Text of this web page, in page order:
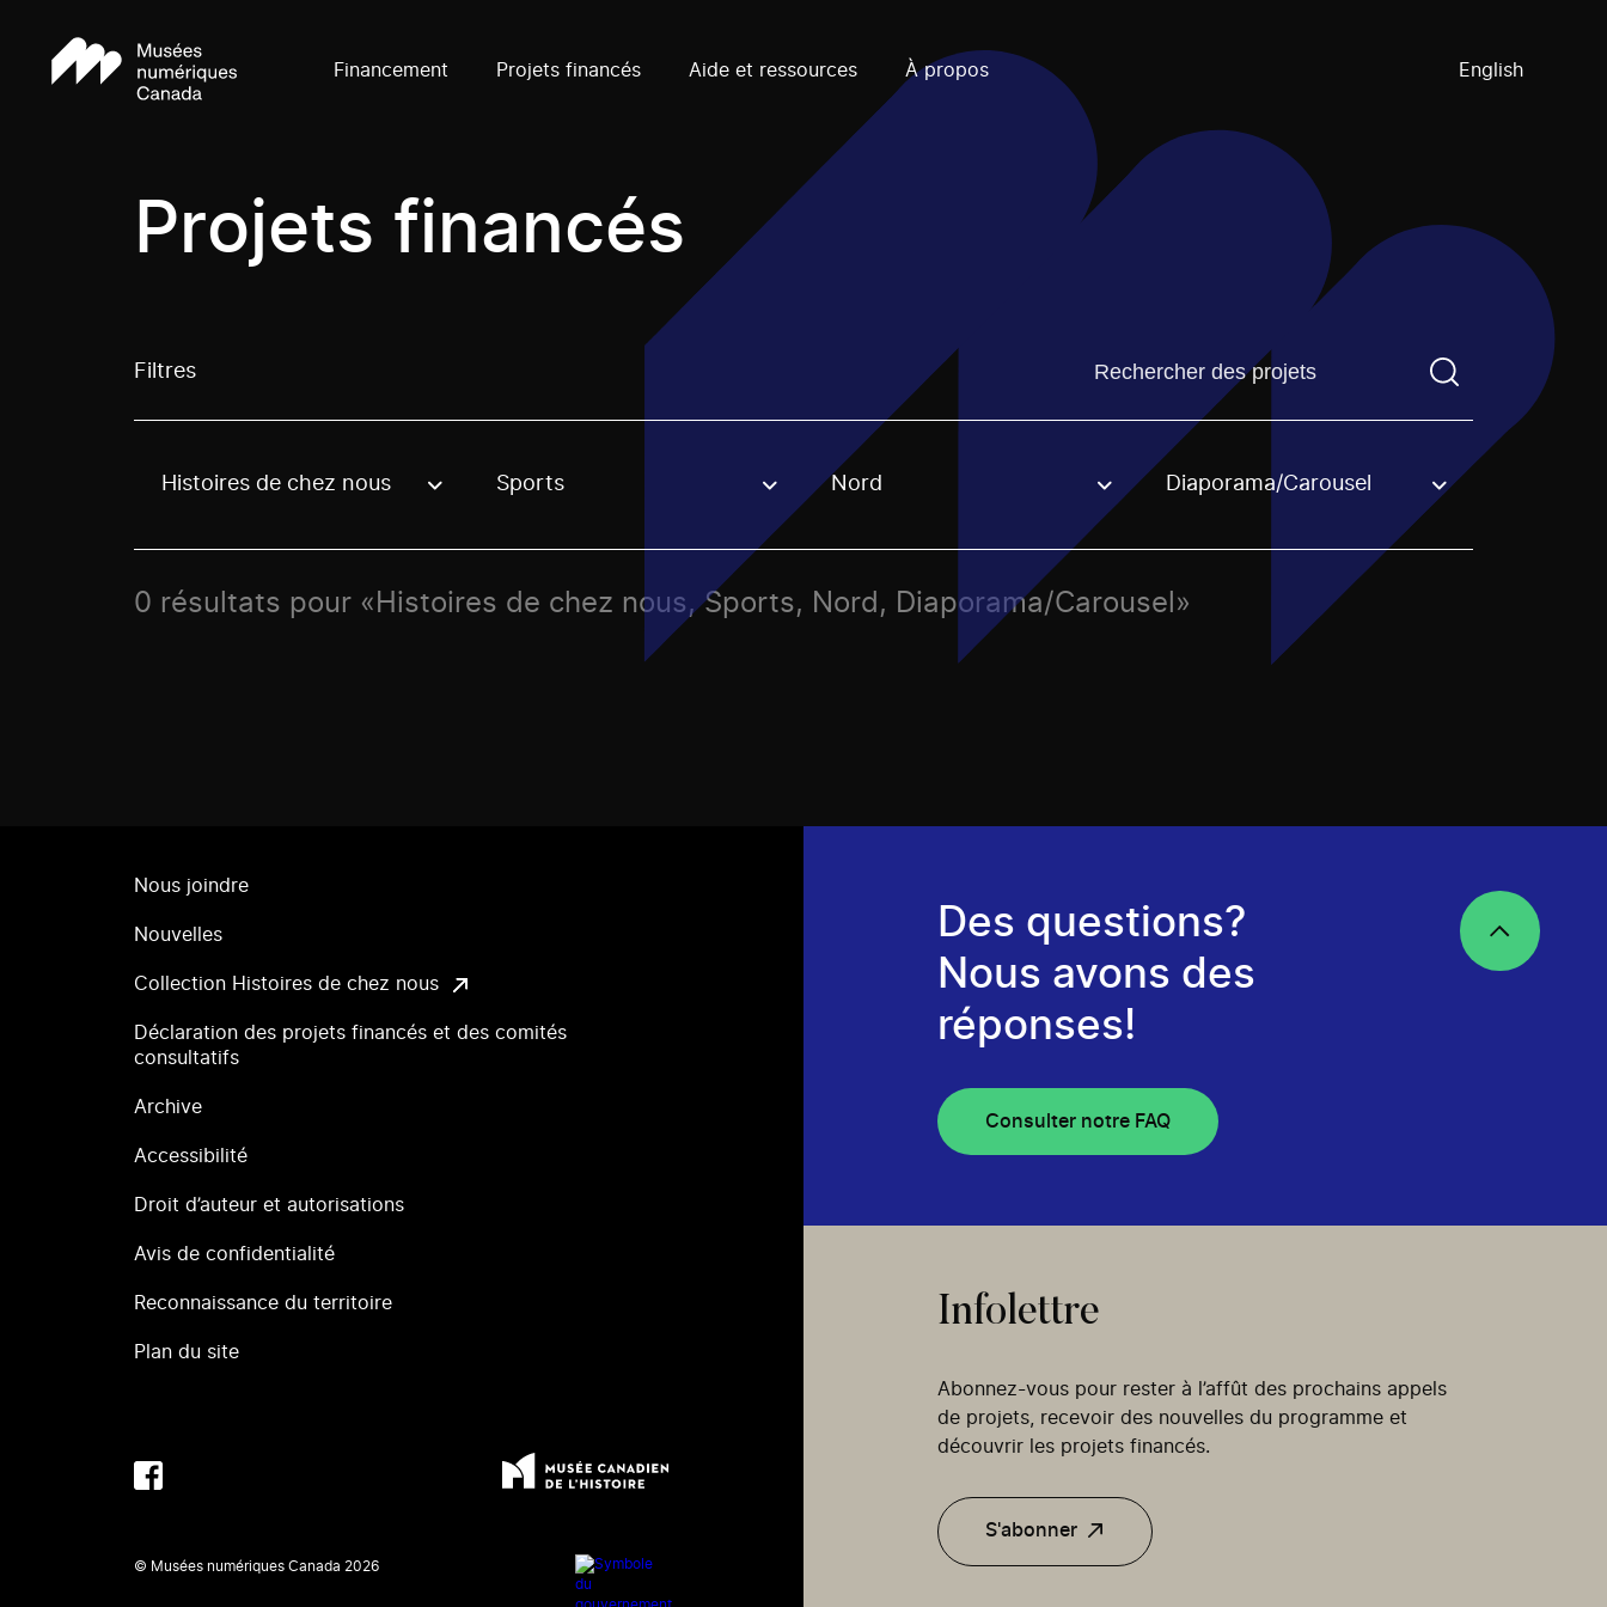
Financement Projets financés Aide et ressources À propos English
Projets financés
Filtres Trouvez un projetVous devez saisir un terme de
Use these options to filter projects by topic, stream or regon. The filter will be applied when selecting an option.
Histoires de chez nous Sports Nord Diaporama/Carousel
0 résultats pour «Histoires de chez nous, Sports, Nord, Diaporama/Carousel»
Nous joindre
Nouvelles
Collection Histoires de chez nous
Déclaration des projets financés et des comités
consultatifs
Archive
Accessibilité
Droit d’auteur et autorisations
Avis de confidentialité
Reconnaissance du territoire
Plan du site
© Musées numériques Canada 2026
Des questions?
Nous avons des
réponses!
Consulter notre FAQ
Infolettre
Abonnez-vous pour rester à l’affût des prochains appels
de projets, recevoir des nouvelles du programme et
découvrir les projets financés.
S'abonner